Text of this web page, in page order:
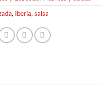
, Iberia, salsa